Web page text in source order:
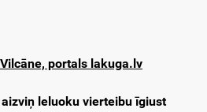
portals lakuga.lv
leluoku vierteibu īgiust